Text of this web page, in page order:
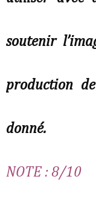
soutenir
production
donné.
NOTE : 8/10